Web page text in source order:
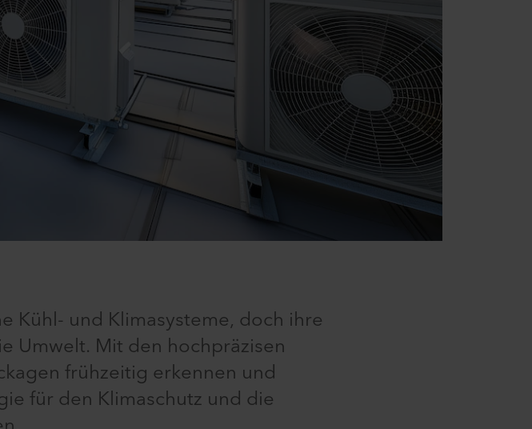
Kühl- und Klimasysteme, doch ihre
Umwelt. Mit den hochpräzisen
frühzeitig erkennen und
für den Klimaschutz und die